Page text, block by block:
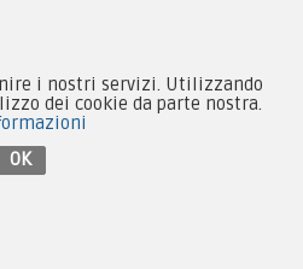
Facebook
i nostri servizi. Utilizzando
dei cookie da parte nostra.
OK